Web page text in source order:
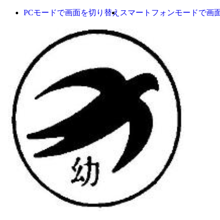
PCモードで画面を切り替え スマートフォンモードで画